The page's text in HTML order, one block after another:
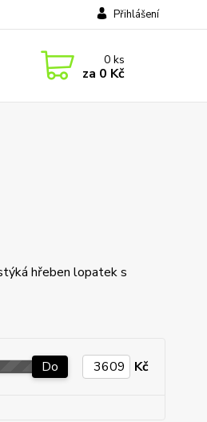
Přihlášení
0ks
za 0 Kč
hřeben lopatek s
Do Kč